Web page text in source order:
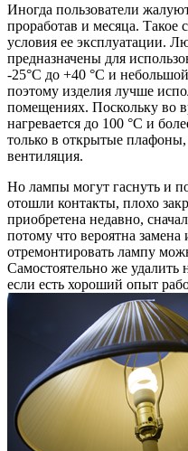
Иногда пользователи
проработав и месяца. Такое
условия ее эксплуатации.
предназначены для
-25°C до +40 °C и
поэтому изделия лучше
помещениях. Поскольку во
нагревается до 100 °C и
только в открытые
вентиляция.
Но лампы могут гаснуть и
отошли контакты, плохо
приобретена недавно,
потому что вероятна замена
отремонтировать лампу
Самостоятельно же удалить
если есть хороший опыт